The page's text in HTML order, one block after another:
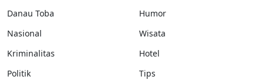
Danau Toba
Nasional
Kriminalitas
Politik
Humor
Wisata
Hotel
Tips